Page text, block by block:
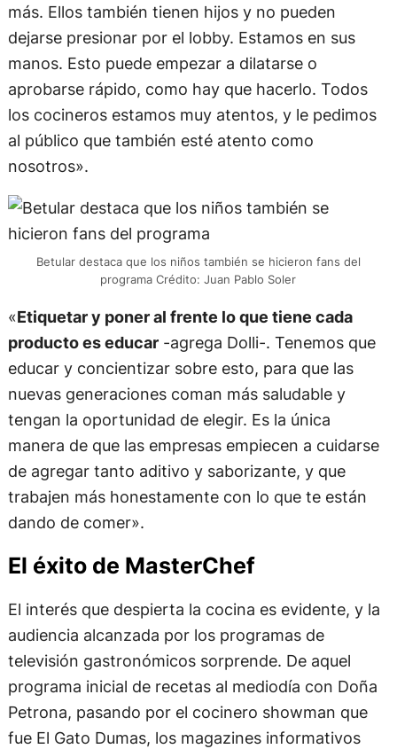
más. Ellos también tienen hijos y no pueden
dejarse presionar por el lobby. Estamos en sus
manos. Esto puede empezar a dilatarse o
aprobarse rápido, como hay que hacerlo. Todos
los cocineros estamos muy atentos, y le pedimos
al público que también esté atento como
nosotros».
Betular destaca que los niños también se hicieron fans del
programa Crédito: Juan Pablo Soler
«Etiquetar y poner al frente lo que tiene cada
producto es educar-agrega Dolli-. Tenemos que
educar y concientizar sobre esto, para que las
nuevas generaciones coman más saludable y
tengan la oportunidad de elegir. Es la única
manera de que las empresas empiecen a cuidarse
de agregar tanto aditivo y saborizante, y que
trabajen más honestamente con lo que te están
dando de comer».
El éxito de MasterChef
El interés que despierta la cocina es evidente, y la
audiencia alcanzada por los programas de
televisión gastronómicos sorprende. De aquel
programa inicial de recetas al mediodía con Doña
Petrona, pasando por el cocinero showman que
fue El Gato Dumas, los magazines informativos